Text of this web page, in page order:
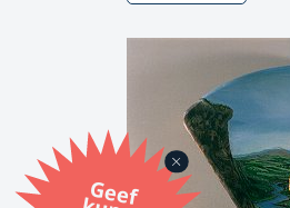
G
eef
u
n
st
a
d
o
m
et
e SB
K
u
n
stb
o
n